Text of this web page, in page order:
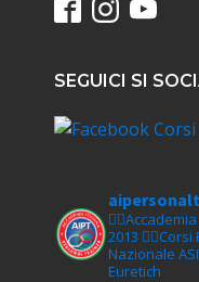
SEGUICI SI
2013 🏋‍♂️Corsi
Nazionale
Euretich